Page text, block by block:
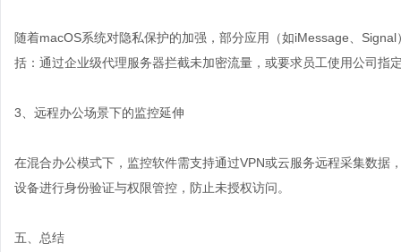
随着macOS系统对隐私保护的加强，部分应用（如iMessage、
括：通过企业级代理服务器拦截未加密流量，或要求员工使用公司指
3、远程办公场景下的监控延伸
在混合办公模式下，监控软件需支持通过VPN或云服务远程采集数
设备进行身份验证与权限管控，防止未授权访问。
五、总结